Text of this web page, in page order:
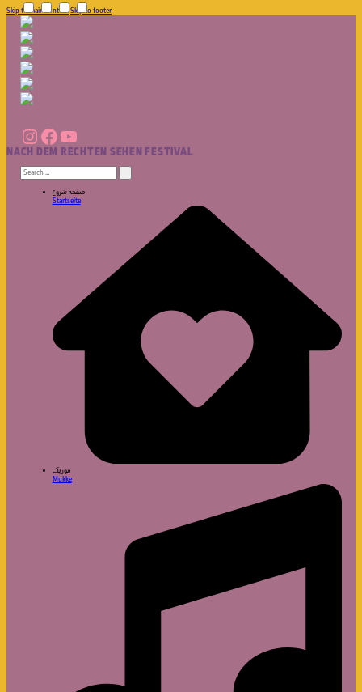
Skip to main contentSkip to footer
Instagram
Facebook
YouTube
Search
for:
صفحه شروع
Startseite
موزیک
Mukke
NACH DEM RECHTEN SEHEN FESTIVAL